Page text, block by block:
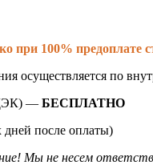
при 100% предоплате
осуществляется по
— БЕСПЛАТНО
дней после оплаты)
Мы не несем